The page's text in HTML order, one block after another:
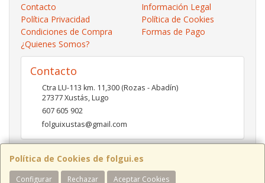
Política de Cookies de folgui.es
Configurar Rechazar Aceptar Cookies
Contacto
Información Legal
Política Privacidad
Política de Cookies
Condiciones de Compra
Formas de Pago
¿Quienes Somos?
Contacto
Ctra LU-113 km. 11,300 (Rozas - Abadín)
27377Xustás,Lugo
607 605 902
folguixustas@gmail.com
Horario
Lunes a viernes de 10:00 a 14:00 y de 16:00 a 20:00.